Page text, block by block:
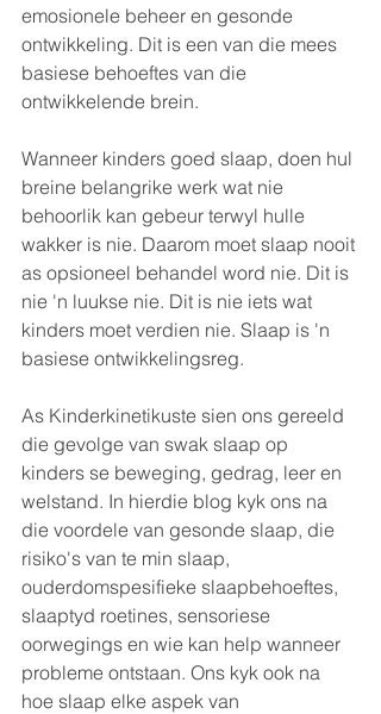
emosionele beheer en gesonde
ontwikkeling. Dit is een van die mees
basiese behoeftes van die
ontwikkelende brein.
Wanneer kinders goed slaap, doen hul
breine belangrike werk wat nie
behoorlik kan gebeur terwyl hulle
wakker is nie. Daarom moet slaap nooit
as opsioneel behandel word nie. Dit is
nie 'n luukse nie. Dit is nie iets wat
kinders moet verdien nie. Slaap is 'n
basiese ontwikkelingsreg.
As Kinderkinetikuste sien ons gereeld
die gevolge van swak slaap op
kinders se beweging, gedrag, leer en
welstand. In hierdie blog kyk ons na
die voordele van gesonde slaap, die
risiko's van te min slaap,
ouderdomspesifieke slaapbehoeftes,
slaaptyd roetines, sensoriese
oorwegings en wie kan help wanneer
probleme ontstaan. Ons kyk ook na
hoe slaap elke aspek van